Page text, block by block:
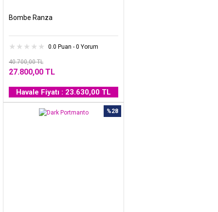
Bombe Ranza
0.0 Puan - 0 Yorum
40.700,00 TL
27.800,00 TL
Havale Fiyatı : 23.630,00 TL
%28